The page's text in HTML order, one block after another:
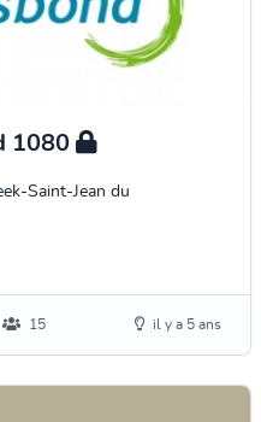
1080
Saint-Jean du
15 il y a 5 ans